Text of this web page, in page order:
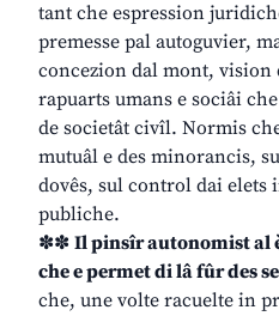
tant che espression
premesse pal autoguvier,
concezion dal mont, vision
rapuarts umans e sociâi
de societât civîl. Normis
mutuâl e des minorancis,
dovês, sul control dai elets
publiche.
✽✽ Il pinsîr autonomist al
che e permet di lâ fûr des
che, une volte racuelte in